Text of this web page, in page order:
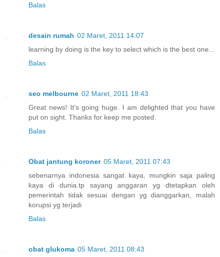
Balas
desain rumah 02 Maret, 2011 14:07
learning by doing is the key to select which is the best one...
Balas
seo melbourne 02 Maret, 2011 18:43
Great news! It's going huge. I am delighted that you have
put on sight. Thanks for keep me posted.
Balas
Obat jantung koroner 05 Maret, 2011 07:43
sebenarnya indonesia sangat kaya, mungkin saja paling
kaya di dunia.tp sayang anggaran yg dtetapkan oleh
pemerintah tidak sesuai dengan yg dianggarkan, malah
korupsi yg terjadi
Balas
obat glukoma 05 Maret, 2011 08:43